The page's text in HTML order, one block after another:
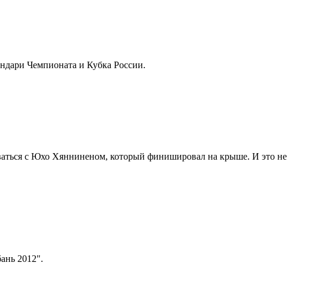
Чемпионата и Кубка России.
с Юхо Хянниненом, который финишировал на крыше. И это не
2012".